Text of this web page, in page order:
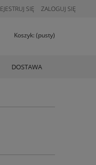
SIĘ ZALOGUJ SIĘ
Koszyk: (pusty)
DOSTAWA